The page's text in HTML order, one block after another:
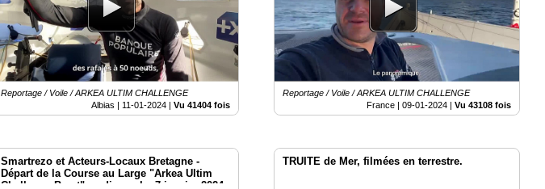
Reportage / Voile / ARKEA ULTIM CHALLENGE
Albias | 11-01-2024| Vu 41404 fois
Reportage / Voile / ARKEA ULTIM CHALLENGE
France |09-01-2024 |Vu 43108 fois
Smartrezo et Acteurs-Locaux Bretagne -
Départ de la Course au Large "Arkea Ultim
Challenge Brest" ce dimanche 7 janvier 2024
TRUITE de Mer, filmées en terrestre.